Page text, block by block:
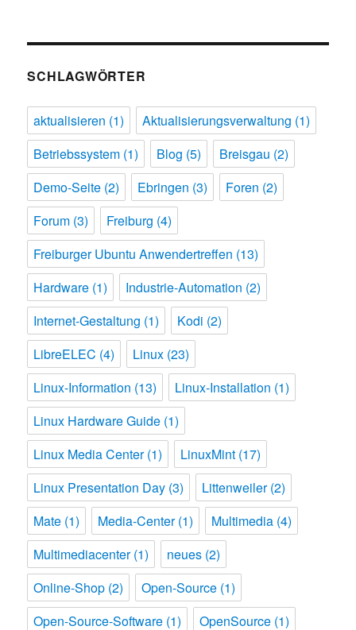
SCHLAGWÖRTER
aktualisieren (1) Aktualisierungsverwaltung (1)
Betriebssystem (1) Blog (5) Breisgau (2)
Demo-Seite (2) Ebringen (3) Foren (2)
Forum (3) Freiburg (4)
Freiburger Ubuntu Anwendertreffen (13)
Hardware (1) Industrie-Automation (2)
Internet-Gestaltung (1) Kodi (2)
LibreELEC (4) Linux (23)
Linux-Information (13) Linux-Installation (1)
Linux Hardware Guide (1)
Linux Media Center(1) LinuxMint (17)
Linux Presentation Day (3) Littenweiler(2)
Mate (1) Media-Center(1) Multimedia (4)
Multimediacenter(1) neues (2)
Online-Shop (2) Open-Source (1)
Open-Source-Software (1) OpenSource (1)